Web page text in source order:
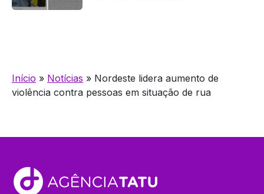
Início » Notícias » Nordeste lidera aumento de
violência contra pessoas em situação de rua